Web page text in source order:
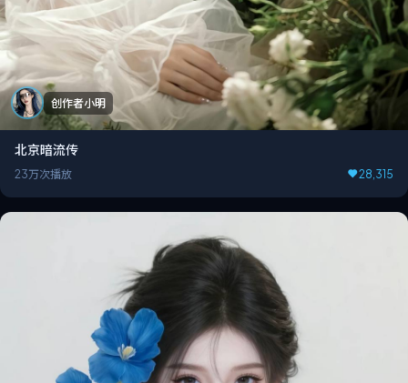
创作者小明
北京暗流传
23万次播放 28,315